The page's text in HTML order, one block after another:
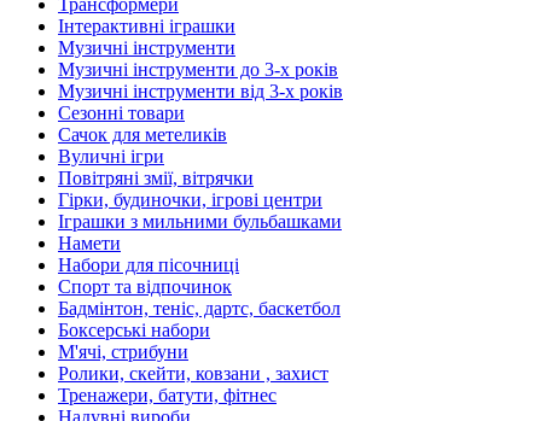
Трансформери
Інтерактивні іграшки
Музичні інструменти
Музичні інструменти до 3-х років
Музичні інструменти від 3-х років
Сезонні товари
Сачок для метеликів
Вуличні ігри
Повітряні змії, вітрячки
Гірки, будиночки, ігрові центри
Іграшки з мильними бульбашками
Намети
Набори для пісочниці
Спорт та відпочинок
Бадмінтон, теніс, дартс, баскетбол
Боксерські набори
М'ячі, стрибуни
Ролики, скейти, ковзани , захист
Тренажери, батути, фітнес
Надувні вироби